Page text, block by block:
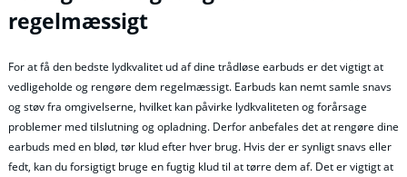
regelmæssigt
For at få den bedste lydkvalitet ud af dine trådløse earbuds er det vigtigt at
vedligeholde og rengøre dem regelmæssigt. Earbuds kan nemt samle snavs
og støv fra omgivelserne, hvilket kan påvirke lydkvaliteten og forårsage
problemer med tilslutning og opladning. Derfor anbefales det at rengøre dine
earbuds med en blød, tør klud efter hver brug. Hvis der er synligt snavs eller
fedt, kan du forsigtigt bruge en fugtig klud til at tørre dem af. Det er vigtigt at